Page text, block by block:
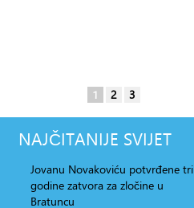
1 2 3
NAJČITANIJE SVIJET
Jovanu Novakoviću potvrđene tri
godine zatvora za zločine u
Bratuncu